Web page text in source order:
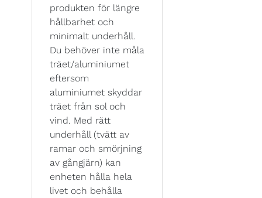
produkten för längre
hållbarhet och
minimalt underhåll.
Du behöver inte måla
träet/aluminiumet
eftersom
aluminiumet skyddar
träet från sol och
vind. Med rätt
underhåll (tvätt av
ramar och smörjning
av gångjärn) kan
enheten hålla hela
livet och behålla